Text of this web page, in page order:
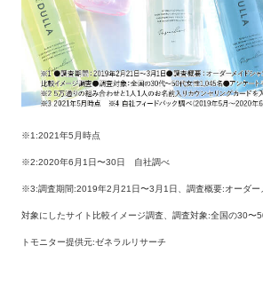
※1:2021年5月時点
※2:2020年6月1日〜30日 自社調べ
※3:調査期間:2019年2月21日〜3月1日、調査概要:オーダー
対象にしたサイト比較イメージ調査、調査対象:全国の30〜
トモニター提供元:ゼネラルリサーチ